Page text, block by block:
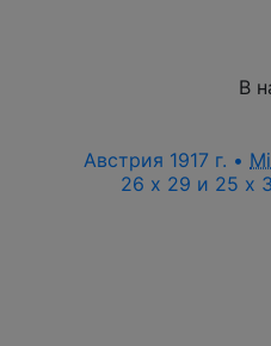
В
Австрия 1917 г. •
26 x 29 и 25 х